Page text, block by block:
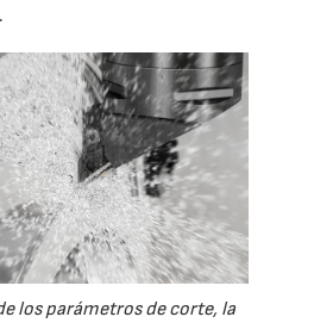
los parámetros de corte, la